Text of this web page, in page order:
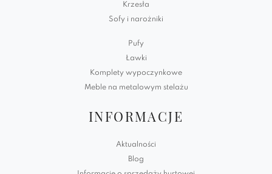
Krzesła
Sofy i narożniki
Pufy
Ławki
Komplety wypoczynkowe
Meble na metalowym stelażu
INFORMACJE
Aktualności
Blog